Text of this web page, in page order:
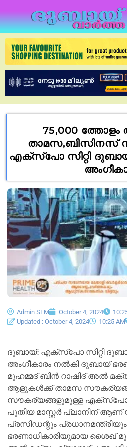
75,000
താമസ,ബിസിനസ്
എക്സ്പോ സിറ്റി ദുബായ്
Admin SLM October 4, 2024
Updated : October 4, 2024
10:25 AM
ദുബായ്: എക്സ്പോ സിറ്റി
അംഗീകാരം നൽകി ദുബായ്
മുഹമ്മദ് ബിൻ റാഷിദ് അൽ
ആളുകൾക്ക് താമസ
സൗകര്യങ്ങളുമുള്ള എക്സ്പോ
പുതിയ മാസ്റ്റർ പ്ലാനിന്
പ്രസിഡന്റും
ഭരണാധികാരിയുമായ ശൈഖ്